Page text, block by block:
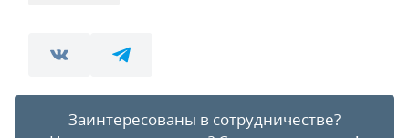
Заинтересованы в сотрудничестве?